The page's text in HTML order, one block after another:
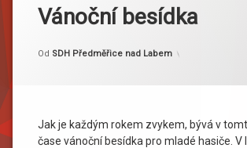
Vánoční besídka
Publikováno15. 12. 2021
Aktualizováno 18. 12. 2021
Od SDH Předměřice nad Labem
Jak je každým rokem zvykem, bývá v
čase vánoční besídka pro mladé hasiče. V